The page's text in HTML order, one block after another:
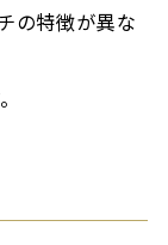
の特徴が異な